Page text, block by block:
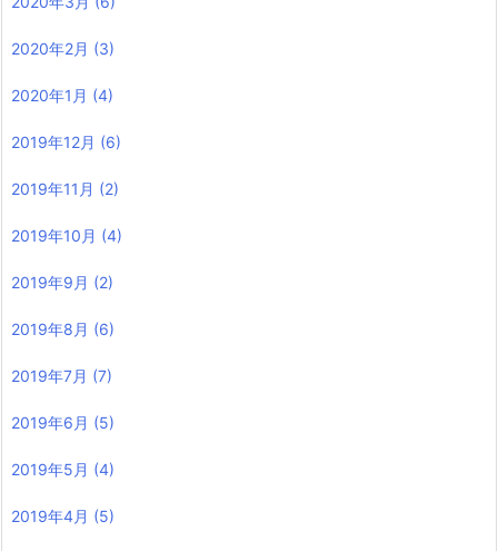
2020年2月 (3)
2020年1月 (4)
2019年12月 (6)
2019年11月 (2)
2019年10月 (4)
2019年9月 (2)
2019年8月 (6)
2019年7月 (7)
2019年6月 (5)
2019年5月 (4)
2019年4月 (5)